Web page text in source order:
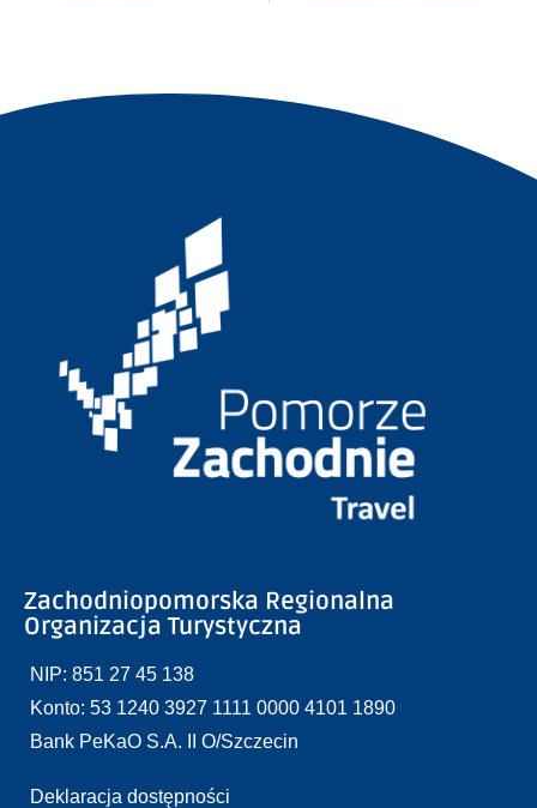
Zachodniopomorska Regionalna
Organizacja Turystyczna
NIP: 851 27 45 138
Konto: 53 1240 3927 1111 0000 4101 1890
Bank PeKaO S.A. II O/Szczecin
Deklaracja dostępności